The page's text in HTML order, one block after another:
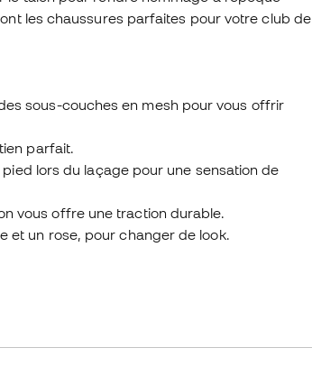
les chaussures parfaites pour votre club de
sous-couches en mesh pour vous offrir
parfait.
lors du laçage pour une sensation de
vous offre une traction durable.
et un rose, pour changer de look.